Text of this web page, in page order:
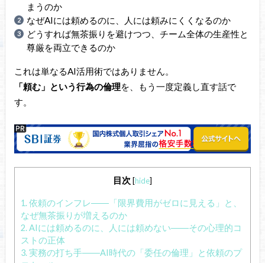
まうのか
なぜAIには頼めるのに、人には頼みにくくなるのか
どうすれば無茶振りを避けつつ、チーム全体の生産性と
尊厳を両立できるのか
これは単なるAI活用術ではありません。
「頼む」という行為の倫理を、もう一度定義し直す話で
す。
目次 [hide]
1.依頼のインフレ――「限界費用がゼロに見える」と、
なぜ無茶振りが増えるのか
2.AIには頼めるのに、人には頼めない――その心理的コ
ストの正体
3.実務の打ち手――AI時代の「委任の倫理」と依頼のプ